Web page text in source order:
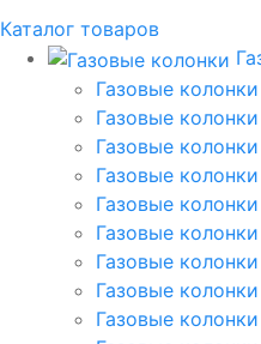
Каталог товаров
Газовые колонки
Газовые
Газовые колонки
Газовые
Газовые
Газовые
Газовые
Газовые
Газовые